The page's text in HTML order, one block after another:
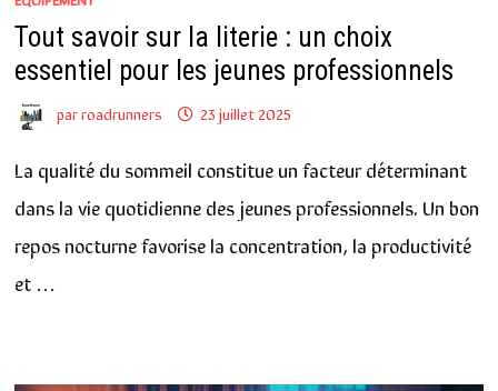
Tout savoir sur la literie : un choix
essentiel pour les jeunes professionnels
parroadrunners 23 juillet 2025
La qualité du sommeil constitue un facteur déterminant
dans la vie quotidienne des jeunes professionnels. Un bon
repos nocturne favorise la concentration, la productivité
et …